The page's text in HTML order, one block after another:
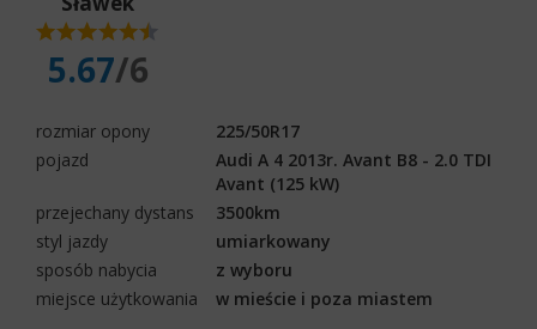
5.67/6
rozmiar opony
225/50R17
pojazd
Audi A 4 2013r. Avant B8 - 2.0 TDI
Avant (125 kW)
przejechany dystans
3500km
styl jazdy
umiarkowany
sposób nabycia
z wyboru
miejsce użytkowania
w mieście i poza miastem